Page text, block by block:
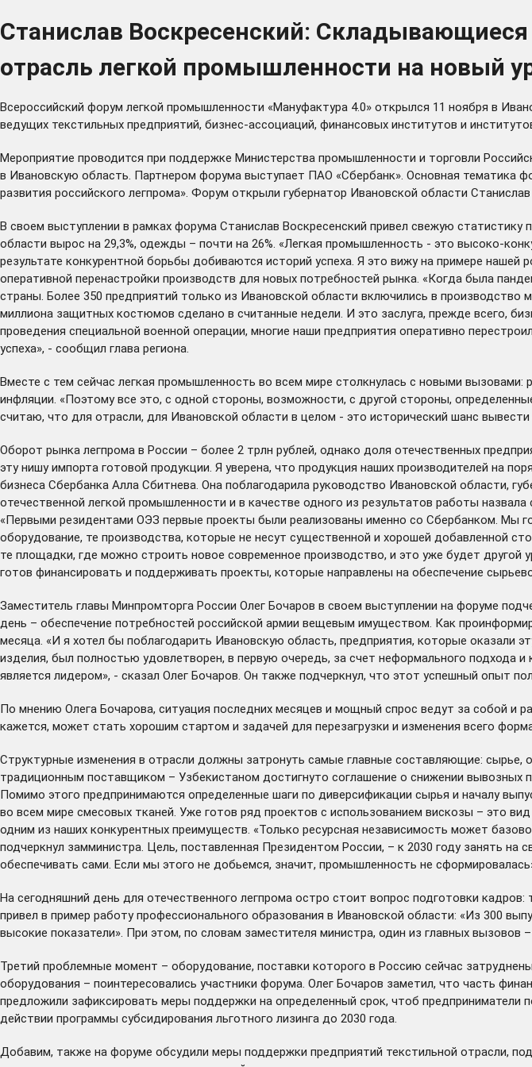
Станислав Воскресенский:
отрасль легкой промышленности на новый
Всероссийский форум легкой промышленности «Мануфактура 4.0» открылся 11 ноября в
ведущих текстильных предприятий, бизнес-ассоциаций, финансовых институтов и
Мероприятие проводится при поддержке Министерства промышленности и торговли
в Ивановскую область. Партнером форума выступает ПАО «Сбербанк». Основная тематика
развития российского легпрома». Форум открыли губернатор Ивановской области
В своем выступлении в рамках форума Станислав Воскресенский привел свежую
области вырос на 29,3%, одежды – почти на 26%. «Легкая промышленность - это высоко-
результате конкурентной борьбы добиваются историй успеха. Я это вижу на примере
оперативной перенастройки производств для новых потребностей рынка. «Когда была
страны. Более 350 предприятий только из Ивановской области включились в
миллиона защитных костюмов сделано в считанные недели. И это заслуга, прежде всего,
проведения специальной военной операции, многие наши предприятия оперативно
успеха», - сообщил глава региона.
Вместе с тем сейчас легкая промышленность во всем мире столкнулась с новыми
инфляции. «Поэтому все это, с одной стороны, возможности, с другой стороны,
считаю, что для отрасли, для Ивановской области в целом - это исторический шанс
Оборот рынка легпрома в России – более 2 трлн рублей, однако доля отечественных
эту нишу импорта готовой продукции. Я уверена, что продукция наших производителей на
бизнеса Сбербанка Алла Сбитнева. Она поблагодарила руководство Ивановской области,
отечественной легкой промышленности и в качестве одного из результатов работы
«Первыми резидентами ОЭЗ первые проекты были реализованы именно со Сбербанком. Мы
оборудование, те производства, которые не несут существенной и хорошей добавленной
те площадки, где можно строить новое современное производство, и это уже будет другой
готов финансировать и поддерживать проекты, которые направлены на обеспечение
Заместитель главы Минпромторга России Олег Бочаров в своем выступлении на форуме
день – обеспечение потребностей российской армии вещевым имуществом. Как
месяца. «И я хотел бы поблагодарить Ивановскую область, предприятия, которые оказали
изделия, был полностью удовлетворен, в первую очередь, за счет неформального подхода
является лидером», - сказал Олег Бочаров. Он также подчеркнул, что этот успешный опыт
По мнению Олега Бочарова, ситуация последних месяцев и мощный спрос ведут за собой и
кажется, может стать хорошим стартом и задачей для перезагрузки и изменения всего
Структурные изменения в отрасли должны затронуть самые главные составляющие: сырье,
традиционным поставщиком – Узбекистаном достигнуто соглашение о снижении вывозных
Помимо этого предпринимаются определенные шаги по диверсификации сырья и началу
во всем мире смесовых тканей. Уже готов ряд проектов с использованием вискозы – это
одним из наших конкурентных преимуществ. «Только ресурсная независимость может
подчеркнул замминистра. Цель, поставленная Президентом России, – к 2030 году занять
обеспечивать сами. Если мы этого не добьемся, значит, промышленность не
На сегодняшний день для отечественного легпрома остро стоит вопрос подготовки
привел в пример работу профессионального образования в Ивановской области: «Из 300
высокие показатели». При этом, по словам заместителя министра, один из главных вызовов
Третий проблемные момент – оборудование, поставки которого в Россию сейчас
оборудования – поинтересовались участники форума. Олег Бочаров заметил, что часть
предложили зафиксировать меры поддержки на определенный срок, чтоб предприниматели
действии программы субсидирования льготного лизинга до 2030 года.
Добавим, также на форуме обсудили меры поддержки предприятий текстильной отрасли,